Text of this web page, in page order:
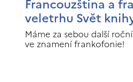
Francouzština a
veletrhu Svět
Máme za sebou další
ve znamení frankofonie!